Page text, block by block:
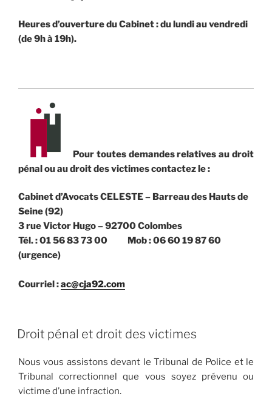
Heures d’ouverture du Cabinet : du lundi au vendredi
(de 9h à 19h).
Pour toutes demandes relatives au droit
pénal ou au droit des victimes contactez le :
Cabinet d’Avocats CELESTE – Barreau des Hauts de
Seine (92)
3 rue Victor Hugo – 92700 Colombes
Tél. : 01 56 83 73 00 Mob : 06 60 19 87 60
(urgence)
Courriel :ac@cja92.com
PUBLIÉ
LE
Droit pénal et droit des victimes
Nous vous assistons devant le Tribunal de Police et le
Tribunal correctionnel que vous soyez prévenu ou
victime d’une infraction.